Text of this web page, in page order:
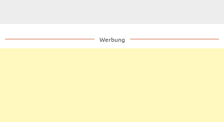
Werbung